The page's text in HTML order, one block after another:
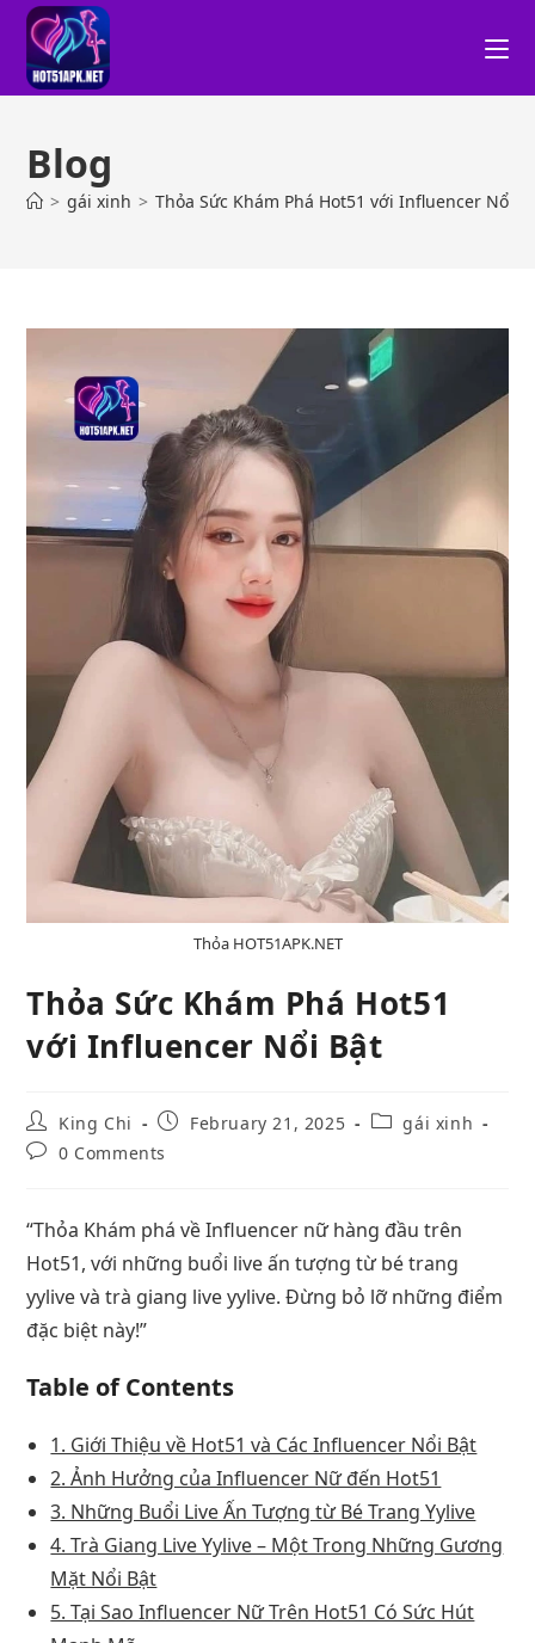
Blog
> gái xinh > Thỏa Sức Khám Phá Hot51 với Influencer Nổi
Thỏa HOT51APK.NET
Thỏa Sức Khám Phá Hot51
với Influencer Nổi Bật
King Chi February 21, 2025
gái xinh
0 Comments
“Thỏa Khám phá về Influencer nữ hàng đầu trên
Hot51, với những buổi live ấn tượng từ bé trang
yylive và trà giang live yylive. Đừng bỏ lỡ những điểm
đặc biệt này!”
Table of Contents
1. Giới Thiệu về Hot51 và Các Influencer Nổi Bật
2. Ảnh Hưởng của Influencer Nữ đến Hot51
3. Những Buổi Live Ấn Tượng từ Bé Trang Yylive
4. Trà Giang Live Yylive – Một Trong Những Gương
Mặt Nổi Bật
5. Tại Sao Influencer Nữ Trên Hot51 Có Sức Hút